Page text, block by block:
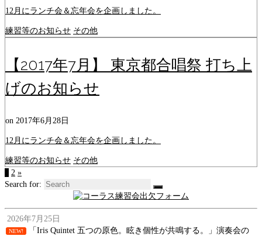
12月にランチ会＆忘年会を企画しました。
練習等のお知らせ その他
【2017年7月】 東京都合唱祭 打ち上
げのお知らせ
on 2017年6月28日
12月にランチ会＆忘年会を企画しました。
練習等のお知らせ その他
2 »
Search for:
2026年7月25日
NEW!
「Iris Quintet 五つの原色。眩き個性が共鳴する。」演奏会の